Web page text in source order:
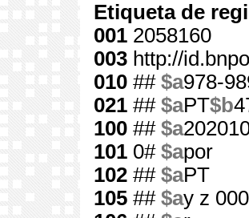
Etiqueta de
001 2058160
003 http://
010 ## $a978-
021 ## $aPT$b
100 ## $a
101 0# $apor
102 ## $aPT
105 ## $ay z